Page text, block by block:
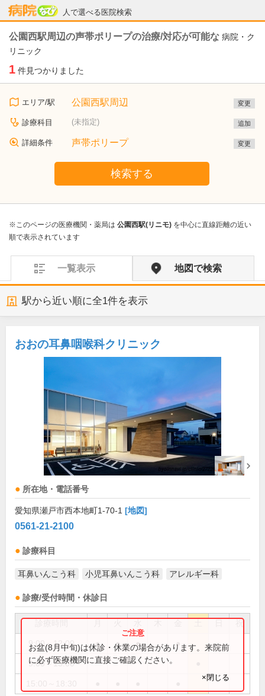
人で選べる医院検索
病院なび
公園西駅周辺の声帯ポリープの治療/対応が可能な 病院・ク
リニック
1 件見つかりました
エリア/駅 公園西駅周辺 変更
診療科目 (未指定) 追加
詳細条件 声帯ポリープ 変更
検索する
※このページの医療機関・薬局は 公園西駅(リニモ) を中心に直線距離の近い
順で表示されています
一覧表示 地図で検索
駅から近い順に全1件を表示
おおの耳鼻咽喉科クリニック
所在地・電話番号
愛知県瀬戸市西本地町1-70-1 [地図]
0561-21-2100
診療科目
耳鼻いんこう科 小児耳鼻いんこう科 アレルギー科
診療/受付時間・休診日
祝
9:00～12:00 ● ● ● ●
9:00～13:00
お盆(8月中旬)は休診・休業の場合があります。来院前
に必ず医療機関に直接ご確認ください。
×閉じる